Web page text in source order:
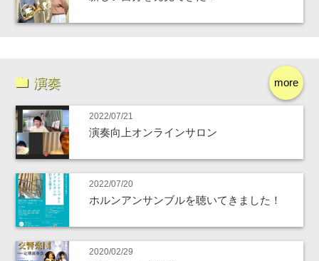
more
演奏
2022/07/21
演奏向上オンラインサロン
2022/07/20
ホルンアンサンブルを聴いてきました！
2020/02/29